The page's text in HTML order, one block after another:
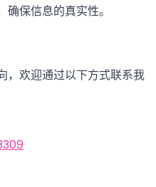
保信息的真实性。
，欢迎通过以下方式联系我